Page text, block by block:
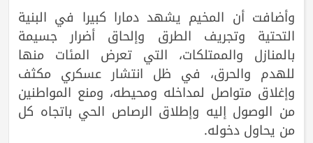
وأضافت أن المخيم يشهد دمارا كبيرا في البنية
التحتية وتجريف الطرق وإلحاق أضرار جسيمة
بالمنازل والممتلكات، التي تعرض المئات منها
للهدم والحرق، في ظل انتشار عسكري مكثف
وإغلاق متواصل لمداخله ومحيطه، ومنع المواطنين
من الوصول إليه وإطلاق الرصاص الحي باتجاه كل
من يحاول دخوله.